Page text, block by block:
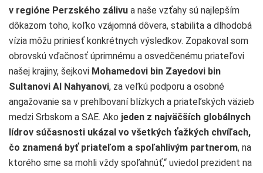
v regióne Perzského zálivu a naše vzťahy sú najlepším
dôkazom toho, koľko vzájomná dôvera, stabilita a dlhodobá
vízia môžu priniesť konkrétnych výsledkov. Zopakoval som
obrovskú vďačnosť úprimnému a osvedčenému priateľovi
našej krajiny, šejkovi Mohamedovi bin Zayedovi bin
Sultanovi Al Nahyanovi, za veľkú podporu a osobné
angažovanie sa v prehlbovaní blízkych a priateľských väzieb
medzi Srbskom a SAE. Ako jeden z najväčších globálnych
lídrov súčasnosti ukázal vo všetkých ťažkých chvíľach,
čo znamená byť priateľom a spoľahlivým partnerom, na
ktorého sme sa mohli vždy spoľahnúť,“ uviedol prezident na